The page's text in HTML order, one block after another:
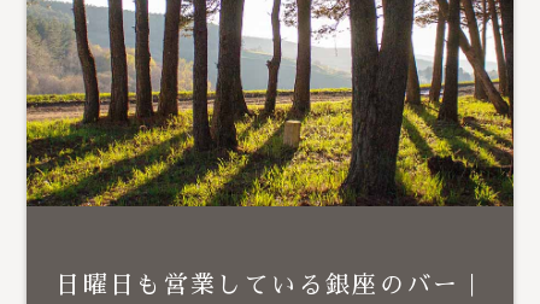
日曜日も営業している銀座のバー｜